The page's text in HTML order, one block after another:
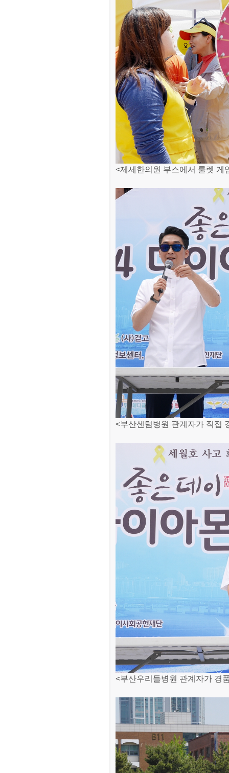
<제세한의원 부스에서 룰렛 게
<부산센텀병원 관계자가 직접
<부산우리들병원 관계자가 경